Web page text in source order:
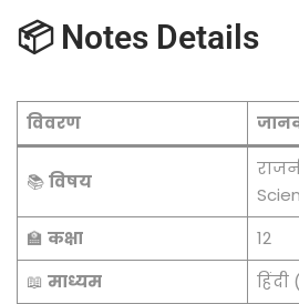
📦 Notes Details
विवरण
📚विषय
🏫 कक्षा
12
📖 माध्यम